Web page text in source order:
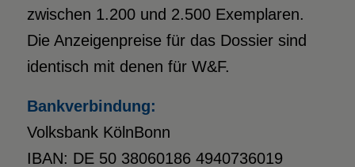
zwischen 1.200 und 2.500 Exemplaren.
Die Anzeigenpreise für das Dossier sind
identisch mit denen für W&F.
Bankverbindung:
Volksbank KölnBonn
IBAN: DE 50 38060186 4940736019